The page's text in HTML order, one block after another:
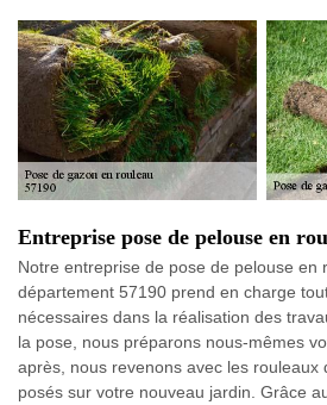
Entreprise pose de pelouse en
Notre entreprise de pose de pelouse en
département 57190 prend en charge
nécessaires dans la réalisation des
la pose, nous préparons nous-mêmes
après, nous revenons avec les rouleaux
posés sur votre nouveau jardin. Grâce